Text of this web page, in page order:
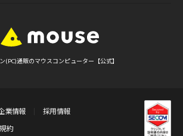
(PC)通販のマウスコンピューター【公式】
業情報
採用情報
規約